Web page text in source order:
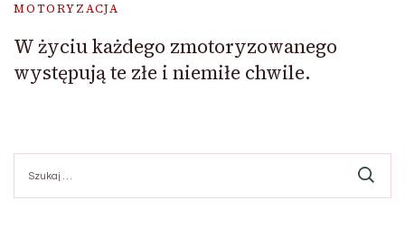
MOTORYZACJA
W życiu każdego zmotoryzowanego
występują te złe i niemiłe chwile.